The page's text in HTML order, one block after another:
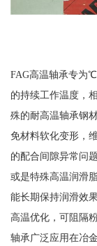
FAG高温轴承专为
的持续工作温度，
殊的耐高温轴承钢
免材料软化变形，
的配合间隙异常问
或是特殊高温润滑
能长期保持润滑效
高温优化，可阻隔
轴承广泛应用在冶